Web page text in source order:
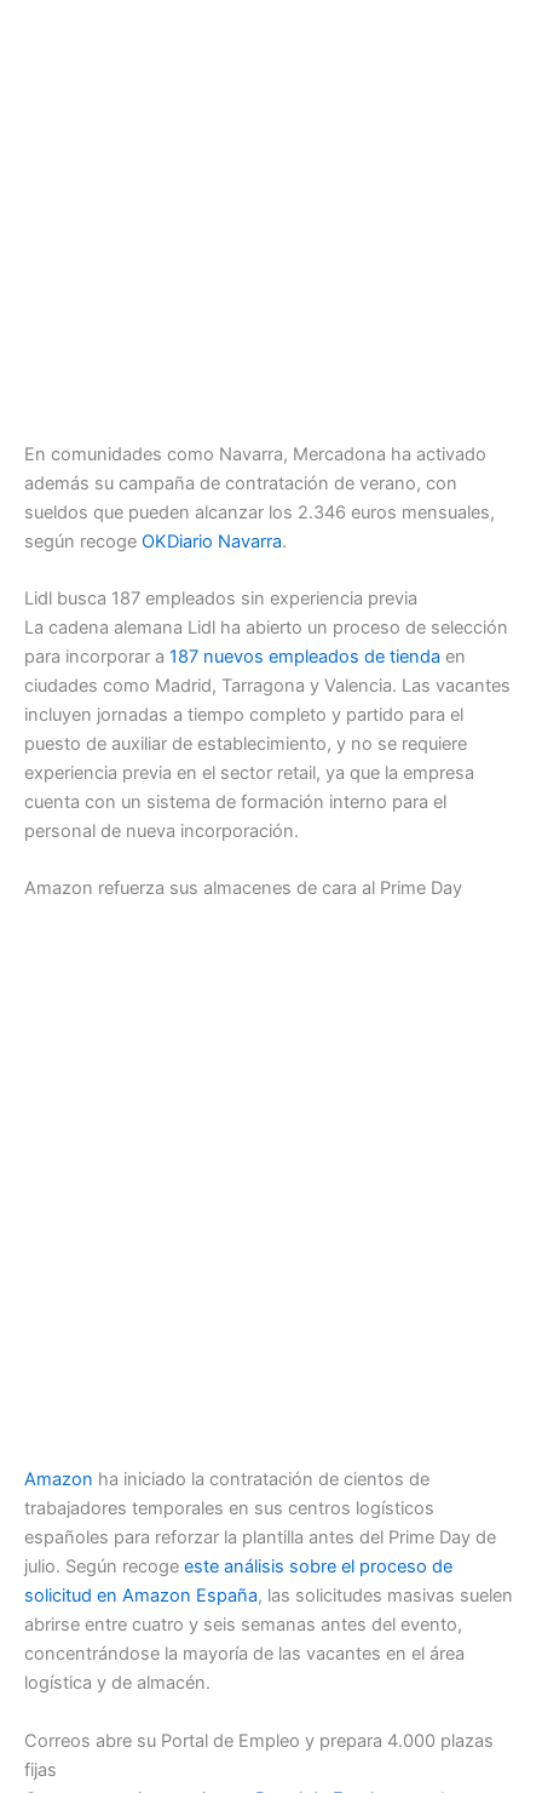
En comunidades como Navarra, Mercadona ha activado
además su campaña de contratación de verano, con
sueldos que pueden alcanzar los 2.346 euros mensuales,
según recoge OKDiario Navarra.
Lidl busca 187 empleados sin experiencia previa
La cadena alemana Lidl ha abierto un proceso de selección
para incorporar a 187 nuevos empleados de tienda en
ciudades como Madrid, Tarragona y Valencia. Las vacantes
incluyen jornadas a tiempo completo y partido para el
puesto de auxiliar de establecimiento, y no se requiere
experiencia previa en el sector retail, ya que la empresa
cuenta con un sistema de formación interno para el
personal de nueva incorporación.
Amazon refuerza sus almacenes de cara al Prime Day
Amazon ha iniciado la contratación de cientos de
trabajadores temporales en sus centros logísticos
españoles para reforzar la plantilla antes del Prime Day de
julio. Según recoge este análisis sobre el proceso de
solicitud en Amazon España, las solicitudes masivas suelen
abrirse entre cuatro y seis semanas antes del evento,
concentrándose la mayoría de las vacantes en el área
logística y de almacén.
Correos abre su Portal de Empleo y prepara 4.000 plazas
fijas